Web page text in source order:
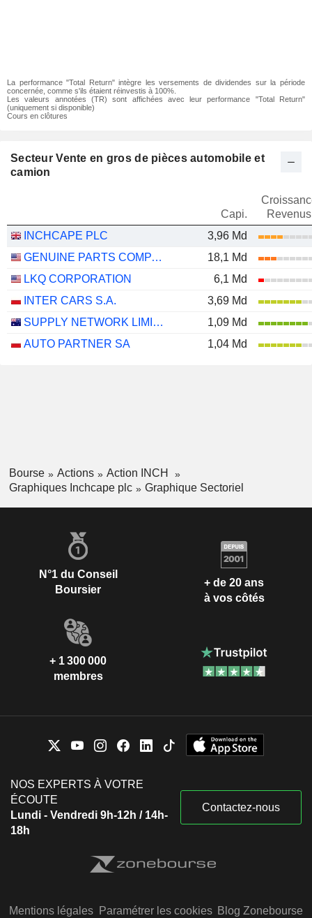
La performance "Total Return" intègre les versements de dividendes sur la période
concernée, comme s'ils étaient réinvestis à 100%.
Les valeurs annotées (TR) sont affichées avec leur performance "Total Return"
(uniquement si disponible)
Cours en clôtures
Secteur Vente en gros de pièces automobile et
camion
Capi.
Revenus
INCHCAPE PLC
3,96 Md
GENUINE PARTS COMPANY
18,1 Md
LKQ CORPORATION
6,1 Md
INTER CARS S.A.
3,69 Md
SUPPLY NETWORK LIMITED
1,09 Md
AUTO PARTNER SA
1,04 Md
Bourse Actions
Action INCH
Graphiques Inchcape plc
Graphique Sectoriel
N°1 du Conseil
Boursier
+ de 20 ans
à vos côtés
+ 1 300 000
membres
NOS EXPERTS À VOTRE
ÉCOUTE
Lundi - Vendredi 9h-12h / 14h-
18h
Contactez-nous
Mentions légales Paramétrer les cookies Blog Zonebourse